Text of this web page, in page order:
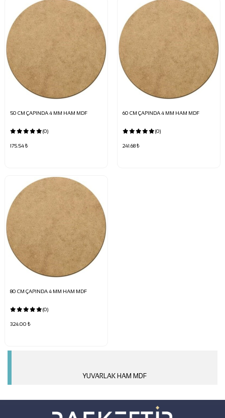
50 CM ÇAPINDA 4 MM HAM MDF
(0)
175.54 ₺
60 CM ÇAPINDA 4 MM HAM MDF
(0)
241.68 ₺
80 CM ÇAPINDA 4 MM HAM MDF
(0)
324.00 ₺
YUVARLAK HAM MDF